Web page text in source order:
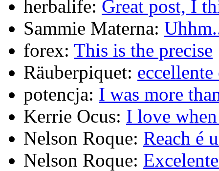
herbalife: Great post, I
Sammie Materna:
forex: This is the precise
Räuberpiquet:
potencja: I was more
Kerrie Ocus: I love
Nelson Roque: Reach é
Nelson Roque: